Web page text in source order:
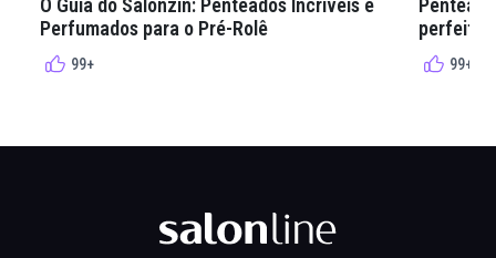
O Guia do Salonzin: Penteados Incríveis e
Perfumados para o Pré-Rolê
99+
perfeita
99+